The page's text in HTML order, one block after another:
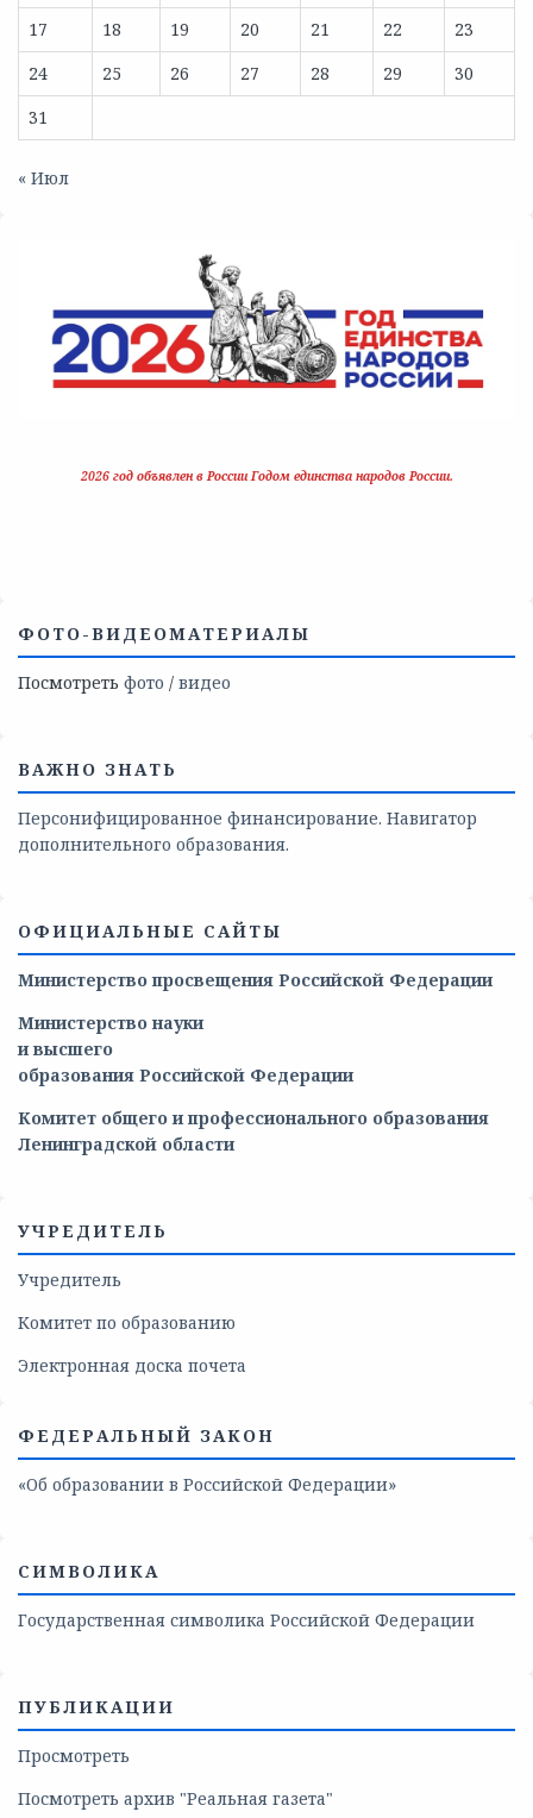
17 18 19 20 21 22
23
24
25 26 27 28 29
30
31
« Июл
2026 год объявлен в России Годом единства народов России.
ФОТО-ВИДЕОМАТЕРИАЛЫ
Посмотреть фото / видео
ВАЖНО ЗНАТЬ
Персонифицированное финансирование. Навигатор
дополнительного образования.
ОФИЦИАЛЬНЫЕ САЙТЫ
Министерство просвещения Российской Федерации
Министерство науки
и высшего
образования Российской Федерации
Комитет общего и профессионального образования
Ленинградской области
УЧРЕДИТЕЛЬ
Учредитель
Комитет по образованию
Электронная доска почета
ФЕДЕРАЛЬНЫЙ ЗАКОН
«Об образовании в Российской Федерации»
СИМВОЛИКА
Государственная символика Российской Федерации
ПУБЛИКАЦИИ
Просмотреть
Посмотреть архив "Реальная газета"